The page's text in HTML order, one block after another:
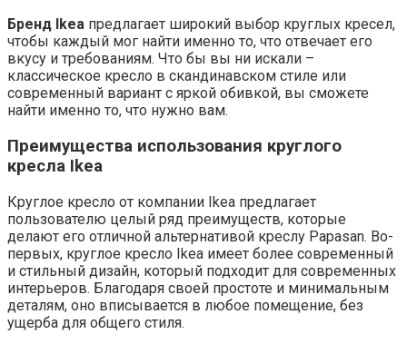
Бренд Ikea предлагает широкий выбор круглых кресел,
чтобы каждый мог найти именно то, что отвечает его
вкусу и требованиям. Что бы вы ни искали –
классическое кресло в скандинавском стиле или
современный вариант с яркой обивкой, вы сможете
найти именно то, что нужно вам.
Преимущества использования круглого
кресла Ikea
Круглое кресло от компании Ikea предлагает
пользователю целый ряд преимуществ, которые
делают его отличной альтернативой креслу Papasan. Во-
первых, круглое кресло Ikea имеет более современный
и стильный дизайн, который подходит для современных
интерьеров. Благодаря своей простоте и минимальным
деталям, оно вписывается в любое помещение, без
ущерба для общего стиля.